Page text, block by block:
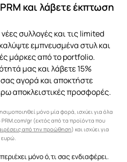
και λάβετε έκπτωση
συλλογές και τις limited
εμπνευσμένα στυλ και
μάρκες από το portfolio.
μας και λάβετε 15%
αγορά και αποκτήστε
αποκλειστικές προσφορές.
μόνο μία φορά, ισχύει για όλα
gr (εκτός από τα προϊόντα που
από την προώθηση) και ισχύει για
ευρώ.
μόνο ό,τι σας ενδιαφέρει.